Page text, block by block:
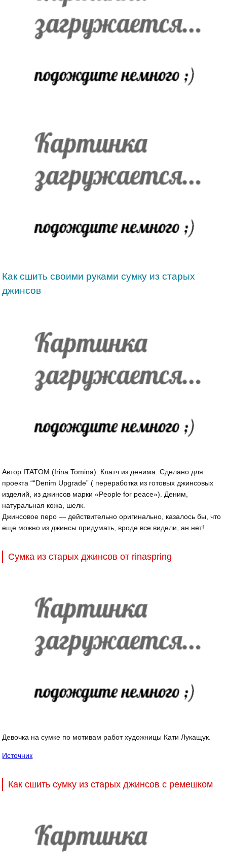
Как сшить своими руками сумку из старых
джинсов
Автор ITATOM (Irina Tomina). Клатч из денима. Сделано для
проекта ““Denim Upgrade” ( переработка из готовых джинсовых
изделий, из джинсов марки «People for peace»). Деним,
натуральная кожа, шелк.
Джинсовое перо — действительно оригинально, казалось бы, что
еще можно из джинсы придумать, вроде все видели, ан нет!
Сумка из старых джинсов от rinaspring
Девочка на сумке по мотивам работ художницы Кати Лукащук.
Источник
Как сшить сумку из старых джинсов с ремешком